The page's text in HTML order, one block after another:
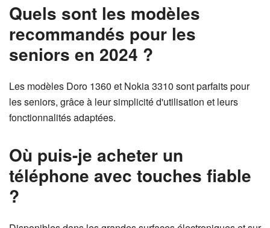
Quels sont les modèles
recommandés pour les
seniors en 2024 ?
Les modèles Doro 1360 et Nokia 3310 sont parfaits pour
les seniors, grâce à leur simplicité d'utilisation et leurs
fonctionnalités adaptées.
Où puis-je acheter un
téléphone avec touches fiable
?